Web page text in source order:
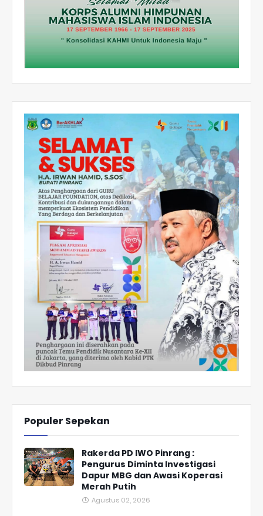
Populer Sepekan
Rakerda PD IWO Pinrang :
Pengurus Diminta Investigasi
Dapur MBG dan Awasi Koperasi
Merah Putih
Agustus 02, 2026